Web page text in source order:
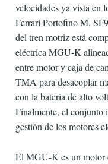
velocidades ya vista en
Ferrari Portofino M,
del tren motriz está
eléctrica MGU-K
entre motor y caja de
TMA para desacoplar
con la batería de alto
Finalmente, el conjunto
gestión de los motores
El MGU-K es un motor